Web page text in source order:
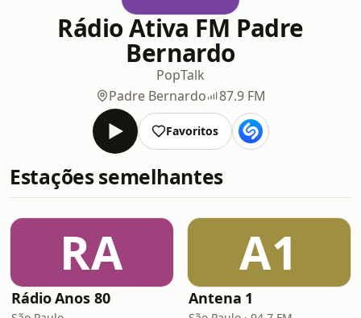
Rádio Ativa FM Padre
Bernardo
PopTalk
Padre Bernardo
87.9 FM
Favoritos
Estações semelhantes
RA
Rádio Anos 80
A1
Antena 1